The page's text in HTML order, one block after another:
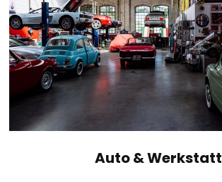
Auto & Werkstatt